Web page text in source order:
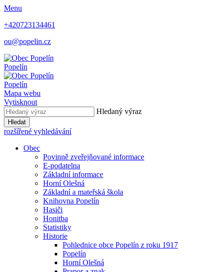
Menu
+420723134461
ou@popelin.cz
Popelín
Popelín
Mapa webu
Vytisknout
Hledaný výraz
Hledat
rozšířené vyhledávání
Obec
Povinně zveřejňované informace
E-podatelna
Základní informace
Horní Olešná
Základní a mateřská škola
Knihovna Popelín
Hasiči
Honitba
Statistiky
Historie
Pohlednice obce Popelín z roku 1917
Popelín
Horní Olešná